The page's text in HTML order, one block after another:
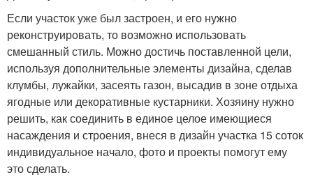
Если участок уже был застроен, и его нужно
реконструировать, то возможно использовать
смешанный стиль. Можно достичь поставленной цели,
используя дополнительные элементы дизайна, сделав
клумбы, лужайки, засеять газон, высадив в зоне отдыха
ягодные или декоративные кустарники. Хозяину нужно
решить, как соединить в единое целое имеющиеся
насаждения и строения, внеся в дизайн участка 15 соток
индивидуальное начало, фото и проекты помогут ему
это сделать.